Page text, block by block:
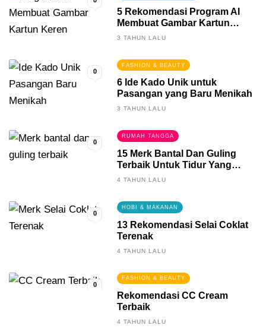
5 Rekomendasi Program AI
Membuat Gambar Kartun
Keren
3 TAHUN LALU
0
FASHION & BEAUTY
6 Ide Kado Unik untuk
Pasangan yang Baru Menikah
3 TAHUN LALU
0
RUMAH TANGGA
15 Merk Bantal Dan Guling
Terbaik Untuk Tidur Yang
Berkualitas
4 TAHUN LALU
0
HOBI & MAKANAN
13 Rekomendasi Selai Coklat
Terenak
4 TAHUN LALU
0
FASHION & BEAUTY
Rekomendasi CC Cream
Terbaik
4 TAHUN LALU